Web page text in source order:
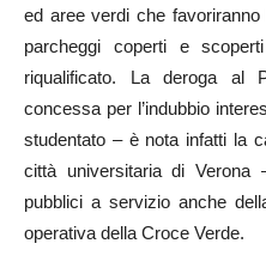
ed aree verdi che
parcheggi coperti e
riqualificato. La deroga al
concessa per l’indubbio
studentato – è nota infatti la
città universitaria di
pubblici a servizio anche
operativa della Croce Verde.